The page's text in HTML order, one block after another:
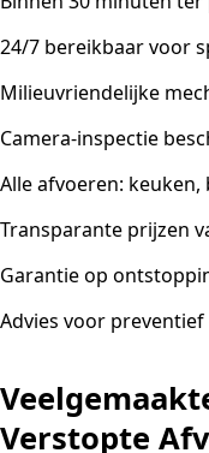
24/7 bereikbaar voor
Milieuvriendelijke
Camera-inspectie
Alle afvoeren:
Transparante prijzen
Garantie op
Advies voor
Verstopte